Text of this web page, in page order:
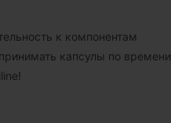
к компонентам
капсулы по времени